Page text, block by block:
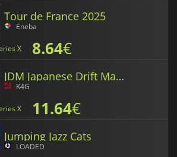
Tour de France 2025
Eneba
X 8.64€
JDM Japanese Drift Master
K4G
X 11.64€
Jumping Jazz Cats
LOADED